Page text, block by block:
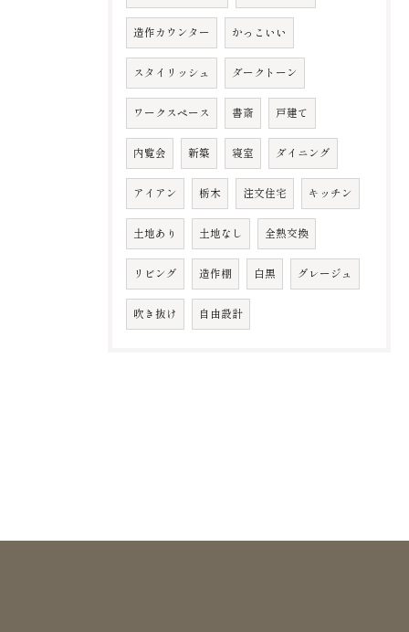
造作カウンター かっこいい
スタイリッシュ ダークトーン
ワークスペース 書斎 戸建て
内覧会 新築 寝室 ダイニング
アイアン 栃木 注文住宅 キッチン
土地あり 土地なし 全熱交換
リビング 造作棚 白黒 グレージュ
吹き抜け 自由設計